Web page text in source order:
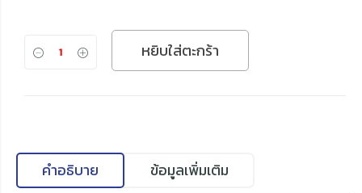
หยิบใส่ตะกร้า
คำอธิบาย ข้อมูลเพิ่มเติม